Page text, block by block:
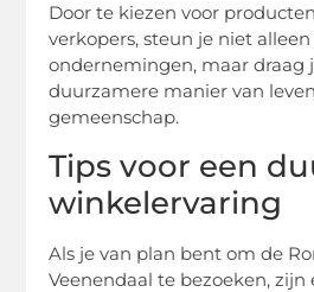
Door te kiezen voor
verkopers, steun je niet
ondernemingen, maar draag
duurzamere manier van
gemeenschap.
Tips voor een
winkelervaring
Als je van plan bent om de
Veenendaal te bezoeken, zijn